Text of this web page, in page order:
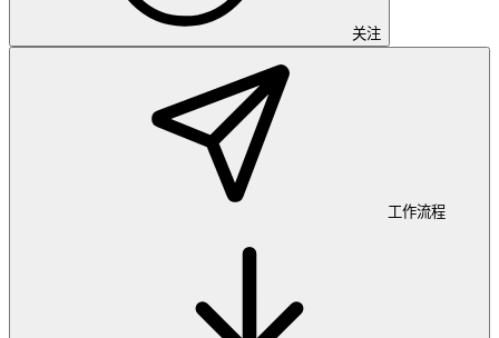
关注
工作流程